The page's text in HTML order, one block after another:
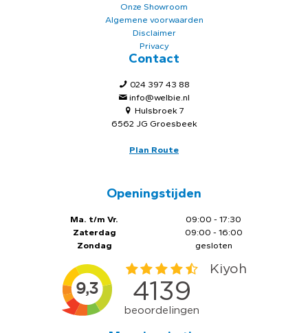
Onze Showroom
Algemene voorwaarden
Disclaimer
Privacy
Contact
024 397 43 88
info@welbie.nl
Hulsbroek 7
6562 JG Groesbeek
Plan Route
Openingstijden
Ma. t/m Vr.
Zaterdag
Zondag
09:00 - 17:30
09:00 - 16:00
gesloten